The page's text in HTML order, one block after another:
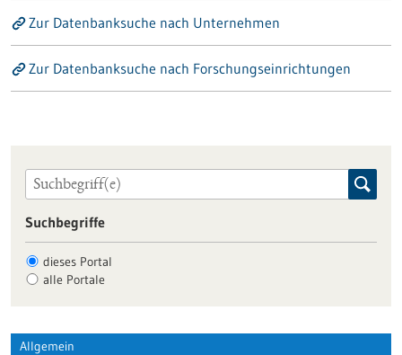
Zur Datenbanksuche nach Unternehmen
Zur Datenbanksuche nach Forschungseinrichtungen
Suchbegriffe
dieses Portal
alle Portale
Allgemein